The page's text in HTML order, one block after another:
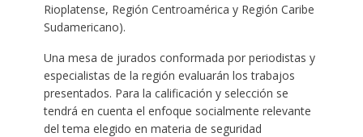
Rioplatense, Región Centroamérica y Región Caribe
Sudamericano).
Una mesa de jurados conformada por periodistas y
especialistas de la región evaluarán los trabajos
presentados. Para la calificación y selección se
tendrá en cuenta el enfoque socialmente relevante
del tema elegido en materia de seguridad